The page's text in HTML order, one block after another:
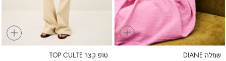
+
שמלה DIANE
+
טופ קצר TOP CULTE